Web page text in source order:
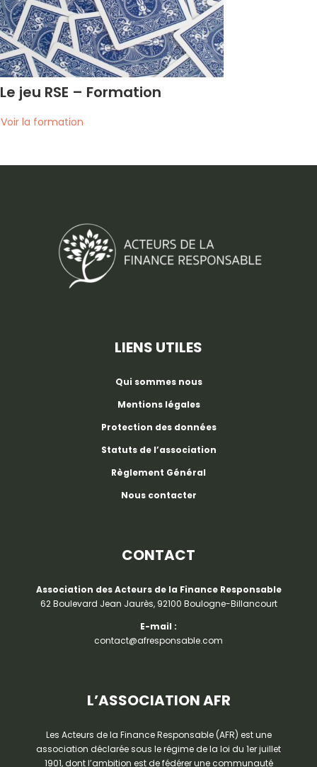
Le jeu RSE – Formation
voir la formation
LIENS UTILES
Qui sommes nous
Mentions légales
Protection des données
Statuts de l’association
Règlement Général
Nous contacter
CONTACT
Association des Acteurs de la Finance Responsable
62 Boulevard Jean Jaurès, 92100 Boulogne-Billancourt
E-mail :
contact@afresponsable.com
L’ASSOCIATION AFR
Les Acteurs de la Finance Responsable (AFR) est une
association déclarée sous le régime de la loi du 1er juillet
1901, dont l’ambition est de fédérer une communauté